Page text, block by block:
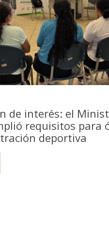
de interés: el
requisitos para
deportiva